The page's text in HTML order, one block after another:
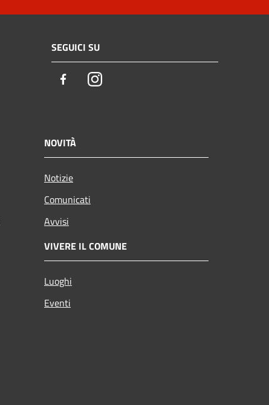
SEGUICI SU
FacebookInstagram
NOVITÀ
Notizie
Comunicati
Avvisi
VIVERE IL COMUNE
Luoghi
Eventi